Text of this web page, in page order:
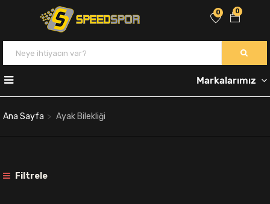
0
0
Markalarımız
Ana Sayfa Ayak Bilekliği
Filtrele